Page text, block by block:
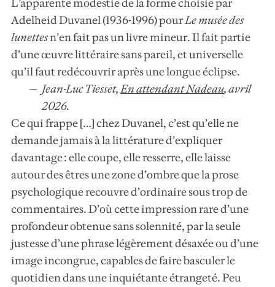
L’apparente modestie de la forme choisie par
Adelheid Duvanel (1936-1996) pourLe musée des
lunettesn’en fait pas un livre mineur. Il fait partie
d’une œuvre littéraire sans pareil, et universelle
qu’il faut redécouvrir après une longue éclipse.
Jean-Luc Tiesset,En attendant Nadeau,avril
2026.
Ce qui frappe […] chez Duvanel, c’est qu’elle ne
demande jamais à la littérature d’expliquer
davantage : elle coupe, elle resserre, elle laisse
autour des êtres une zone d’ombre que la prose
psychologique recouvre d’ordinaire sous trop de
commentaires. D’où cette impression rare d’une
profondeur obtenue sans solennité, par la seule
justesse d’une phrase légèrement désaxée ou d’une
image incongrue, capables de faire basculer le
quotidien dans une inquiétante étrangeté. Peu